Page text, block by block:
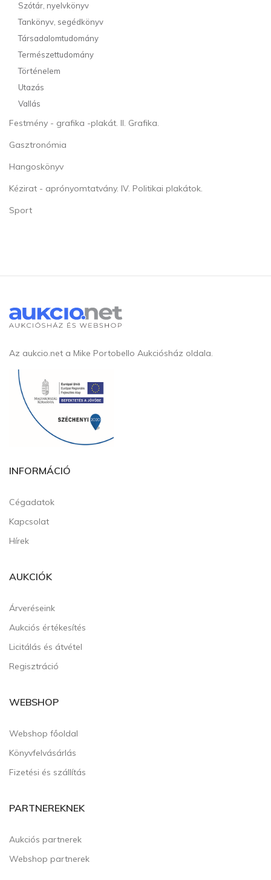
Szótár, nyelvkönyv
Tankönyv, segédkönyv
Társadalomtudomány
Természettudomány
Történelem
Utazás
Vallás
Festmény - grafika -plakát. II. Grafika.
Gasztronómia
Hangoskönyv
Kézirat - aprónyomtatvány. IV. Politikai plakátok.
Sport
Az aukcio.net a Mike Portobello Aukciósház oldala.
INFORMÁCIÓ
Cégadatok
Kapcsolat
Hírek
AUKCIÓK
Árveréseink
Aukciós értékesítés
Licitálás és átvétel
Regisztráció
WEBSHOP
Webshop főoldal
Könyvfelvásárlás
Fizetési és szállítás
PARTNEREKNEK
Aukciós partnerek
Webshop partnerek